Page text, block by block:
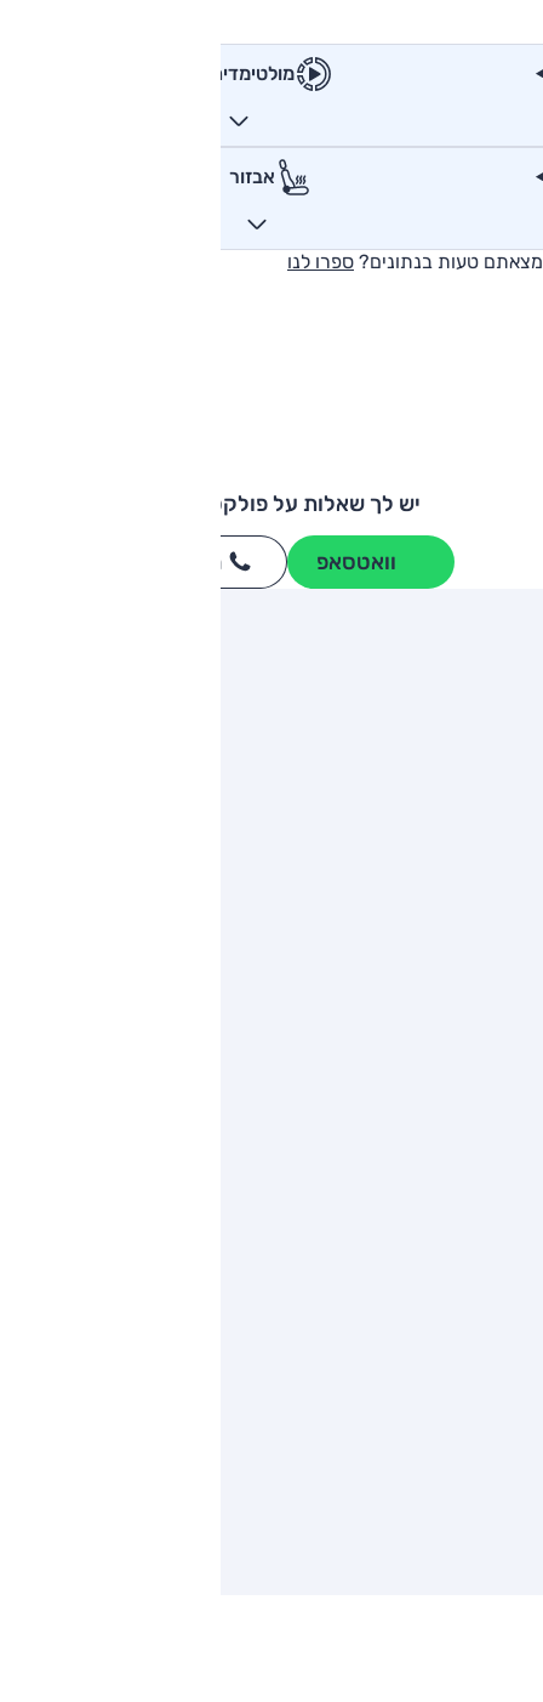
מולטימדיה
אבזור
מצאתם טעות בנתונים? ספרו לנו
יש לך שאלות על פולקסווגן גולף?
וואטסאפ חייגו
מותגים מתחרים